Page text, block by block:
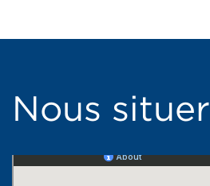
Nous situer